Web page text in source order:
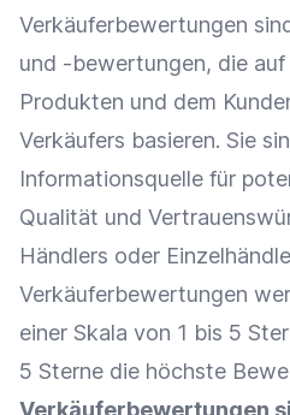
Verkäuferbewertungen
und -bewertungen, die
Produkten und dem
Verkäufers basieren. Sie
Informationsquelle für
Qualität und
Händlers oder
Verkäuferbewertungen
einer Skala von 1 bis 5
5 Sterne die höchste
Verkäuferbewertungen